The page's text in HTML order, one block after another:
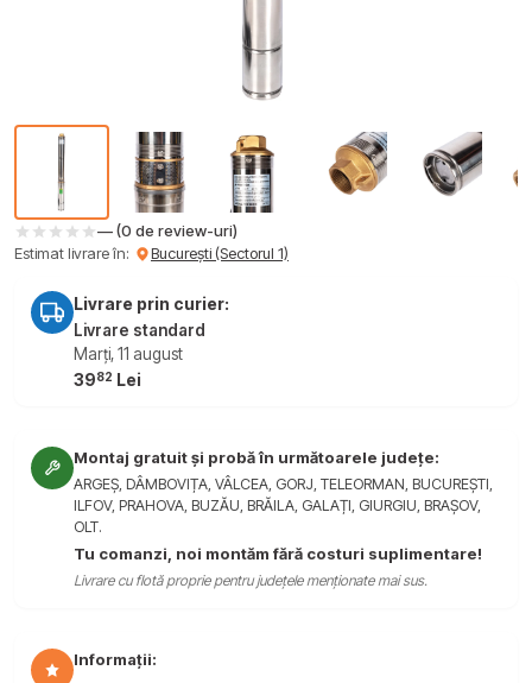
— (0 de review-uri)
Estimat livrare în:
București (Sectorul 1)
Livrare prin curier:
Livrare standard
Marți, 11 august
3982 Lei
Montaj gratuit și probă în următoarele județe:
ARGEȘ, DÂMBOVIȚA, VÂLCEA, GORJ, TELEORMAN, BUCUREȘTI,
ILFOV, PRAHOVA, BUZĂU, BRĂILA, GALAȚI, GIURGIU, BRAȘOV,
OLT.
Tu comanzi, noi montăm fără costuri suplimentare!
Livrare cu flotă proprie pentru județele menționate mai sus.
Informații: